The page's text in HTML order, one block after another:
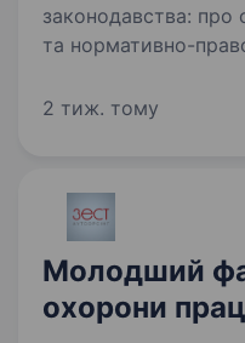
законодавства: про охорону здоров’я
та нормативно-
характеристику
2 тиж. тому
Молодший
охорони